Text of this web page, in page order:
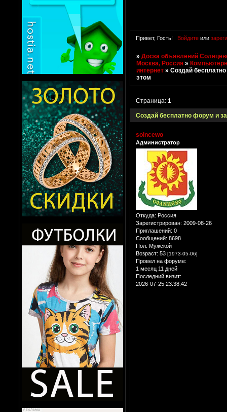
Привет, Гость! Войдитеили
»Доска объявлений
Москва, Россия »
интернет »Создай
этом
Создай бесплатно форум и
Страница:1
solncewo
Администратор
Откуда: Россия
Зарегистрирован: 2009-08-26
Приглашений: 0
Сообщений: 8698
Пол: Мужской
Возраст: 53 [1973-05-06]
Провел на форуме:
1 месяц 11 дней
Последний визит:
2026-07-25 23:38:42